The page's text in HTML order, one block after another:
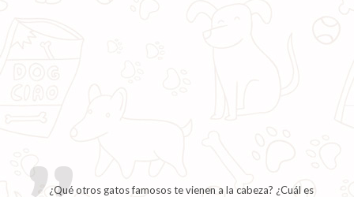
¿Qué otros gatos famosos te vienen a la cabeza? ¿Cuál es